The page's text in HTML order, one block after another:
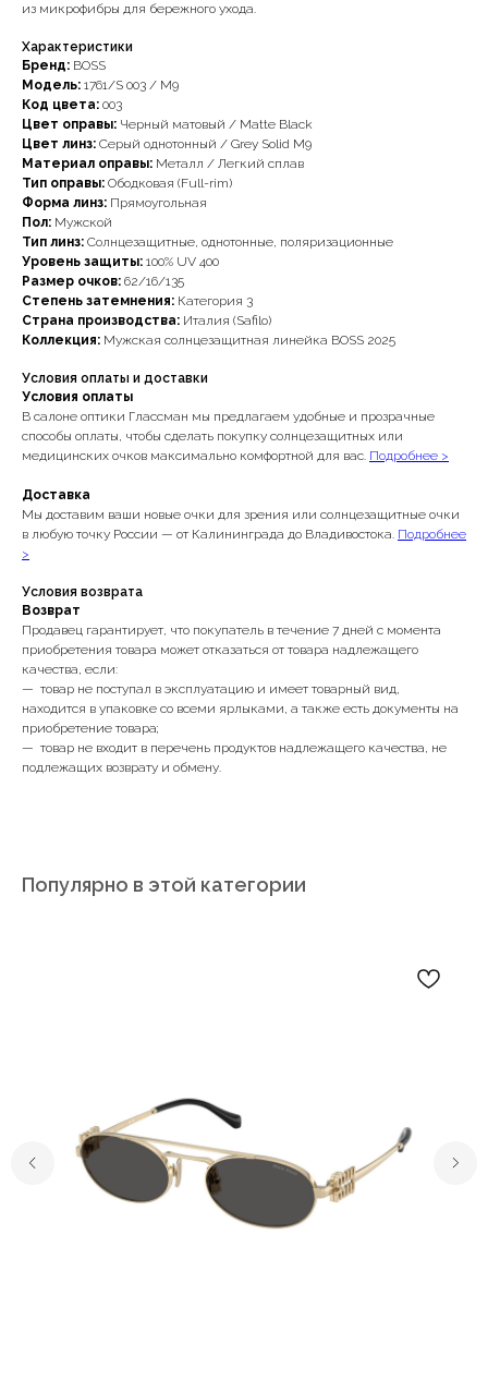
из микрофибры для бережного ухода.
Характеристики
Бренд: BOSS
Модель: 1761/S 003 / M9
Код цвета: 003
Цвет оправы: Черный матовый / Matte Black
Цвет линз: Серый однотонный / Grey Solid M9
Материал оправы: Металл / Легкий сплав
Тип оправы: Ободковая (Full-rim)
Форма линз: Прямоугольная
Пол: Мужской
Тип линз: Солнцезащитные, однотонные, поляризационные
Уровень защиты: 100% UV 400
Размер очков: 62/16/135
Степень затемнения: Категория 3
Страна производства: Италия (Safilo)
Коллекция: Мужская солнцезащитная линейка BOSS 2025
Условия оплаты и доставки
Условия оплаты
В салоне оптики Глассман мы предлагаем удобные и прозрачные
способы оплаты, чтобы сделать покупку солнцезащитных или
медицинских очков максимально комфортной для вас. Подробнее >
Доставка
Мы доставим ваши новые очки для зрения или солнцезащитные очки
в любую точку России — от Калининграда до Владивостока. Подробнее
>
Условия возврата
Возврат
Продавец гарантирует, что покупатель в течение 7 дней с момента
приобретения товара может отказаться от товара надлежащего
качества, если:
— товар не поступал в эксплуатацию и имеет товарный вид,
находится в упаковке со всеми ярлыками, а также есть документы на
приобретение товара;
— товар не входит в перечень продуктов надлежащего качества, не
подлежащих возврату и обмену.
Популярно в этой категории
Наш ассортимент